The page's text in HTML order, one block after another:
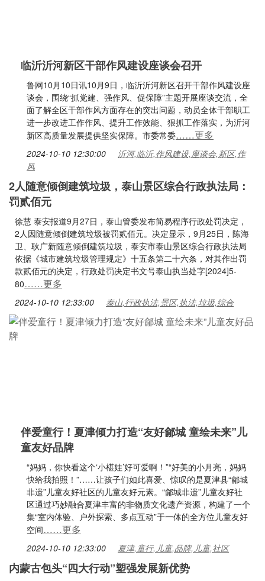
临沂沂河新区干部作风建设座谈会召开
鲁网10月10日讯10月9日，临沂沂河新区召开干部作风建设座
谈会，围绕“抓党建、强作风、促保障”主题开展座谈交流，全
面了解全区干部作风方面存在的突出问题，动员全体干部职工
进一步改进工作作风、提升工作效能、狠抓工作落实，为沂河
新区高质量发展提供坚实保障。市委常委……更多
2024-10-10 12:30:00
沂河,临沂,作风建设,座谈会,新区,作
风
2人随意倾倒建筑垃圾，泰山景区综合行政执法局：
罚贰佰元
徐慧 泰安报道9月27日，泰山管委发布简易程序行政处罚决定，
2人因随意倾倒建筑垃圾被罚贰佰元。决定显示，9月25日，陈海
卫、耿广新随意倾倒建筑垃圾，泰安市泰山景区综合行政执法局
依据《城市建筑垃圾管理规定》十五条第二十六条，对其作出罚
款贰佰元的决定，行政处罚决定书文号泰山执当处字[2024]5-
80……更多
2024-10-10 12:33:00 泰山,行政执法,景区,执法,垃圾,综合
伴爱童行！夏津倾力打造“友好鄃城 童绘未来”儿
童友好品牌
“妈妈，你快看这个‘小椹娃’好可爱啊！”“好美的小月亮，妈妈
快给我拍照！”……让孩子们如此喜爱、惊叹的是夏津县“鄃城
非遗”儿童友好社区的儿童友好元素。“鄃城非遗”儿童友好社
区通过巧妙融合夏津丰富的非物质文化遗产资源，构建了一个
集“室内体验、户外探索、多点互动”于一体的全方位儿童友好
空间……更多
2024-10-10 12:33:00 夏津,童行,儿童,品牌,儿童,社区
内蒙古包头“四大行动”塑强发展新优势